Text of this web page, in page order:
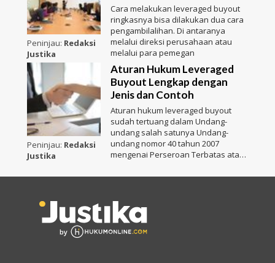
Peninjau: Redaksi
Justika
Cara melakukan leveraged buyout
ringkasnya bisa dilakukan dua cara
pengambilalihan. Di antaranya
melalui direksi perusahaan atau
melalui para pemegan
Peninjau: Redaksi
Justika
Aturan Hukum Leveraged
Buyout Lengkap dengan
Jenis dan Contoh
Aturan hukum leveraged buyout
sudah tertuang dalam Undang-
undang salah satunya Undang-
undang nomor 40 tahun 2007
mengenai Perseroan Terbatas atau